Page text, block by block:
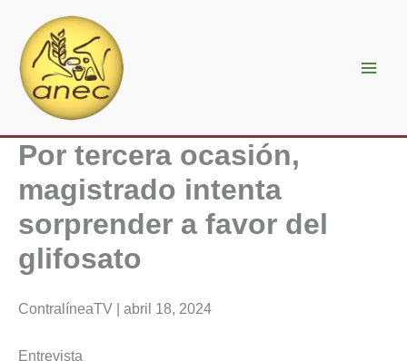
contenido
Por tercera ocasión,
magistrado intenta
sorprender a favor del
glifosato
ContralíneaTV | abril 18, 2024
Entrevista